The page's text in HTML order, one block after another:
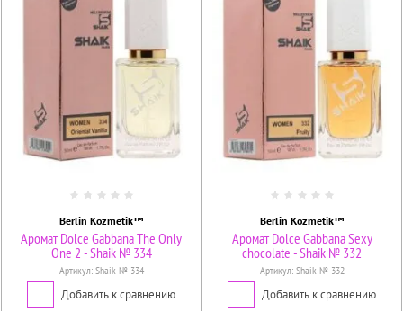
Berlin Kozmetik™
Аромат Dolce Gabbana The Only
One 2 - Shaik № 334
Артикул:Shaik № 334
Добавить к сравнению
Berlin Kozmetik™
Аромат Dolce Gabbana Sexy
chocolate - Shaik № 332
Артикул:Shaik № 332
Добавить к сравнению